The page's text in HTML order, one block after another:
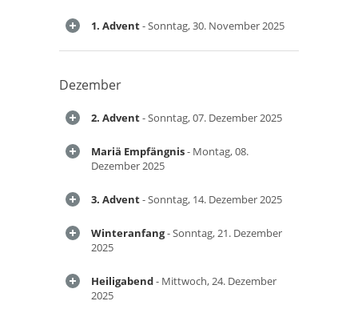
1. Advent- Sonntag, 30. November 2025
Dezember
2. Advent- Sonntag, 07. Dezember 2025
Mariä Empfängnis- Montag, 08.
Dezember 2025
3. Advent- Sonntag, 14. Dezember 2025
Winteranfang- Sonntag, 21. Dezember
2025
Heiligabend- Mittwoch, 24. Dezember
2025